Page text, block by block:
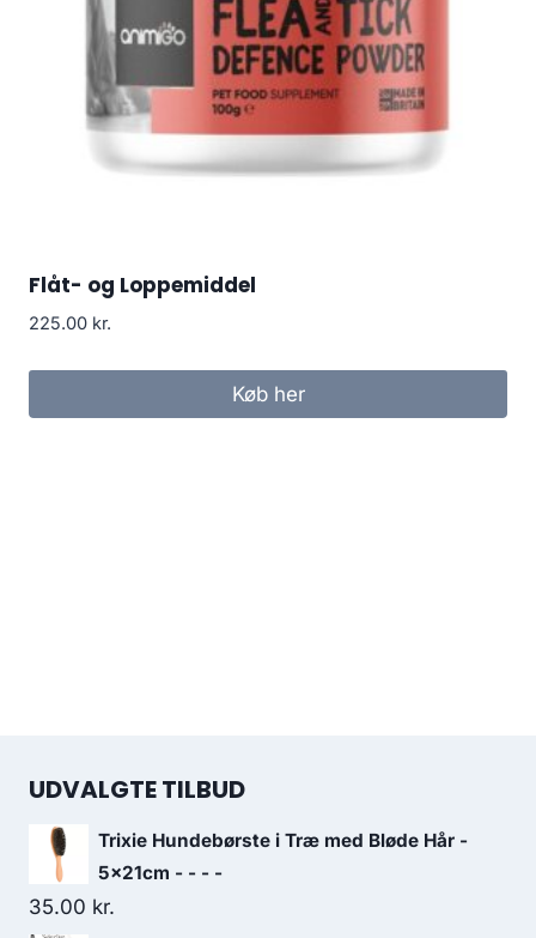
Flåt- og Loppemiddel
225.00 kr.
Køb her
UDVALGTE TILBUD
Trixie Hundebørste i Træ med Bløde Hår -
5x21cm - - - -
35.00 kr.